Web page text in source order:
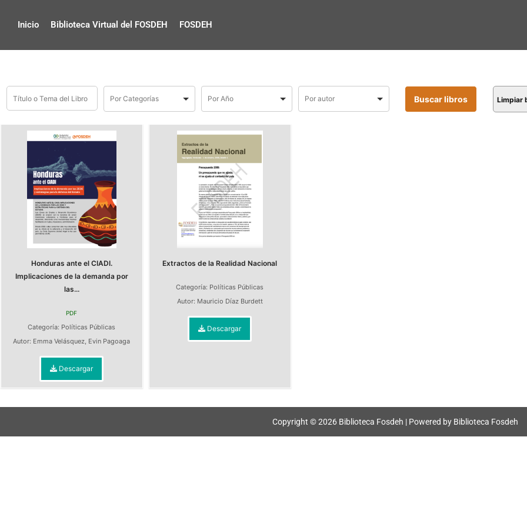
Inicio Biblioteca Virtual del FOSDEH FOSDEH
Limpiar
Honduras ante el CIADI.
Implicaciones de la demanda por
las...
PDF
Categoría: Políticas Públicas
Autor: Emma Velásquez, Evin Pagoaga
Descargar
Extractos de la Realidad Nacional
Categoría: Políticas Públicas
Autor: Mauricio Díaz Burdett
Descargar
Copyright © 2026 Biblioteca Fosdeh | Powered by Biblioteca Fosdeh